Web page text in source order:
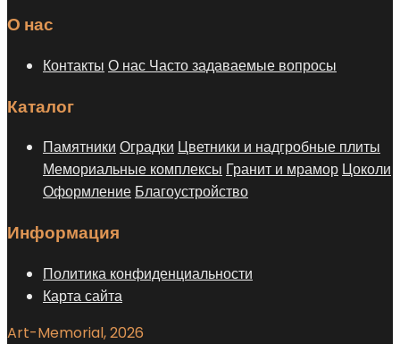
О нас
Контакты О нас Часто задаваемые вопросы
Каталог
Памятники Оградки Цветники и надгробные плиты
Мемориальные комплексы Гранит и мрамор Цоколи
Оформление Благоустройство
Информация
Политика конфиденциальности
Карта сайта
Art-Memorial, 2026